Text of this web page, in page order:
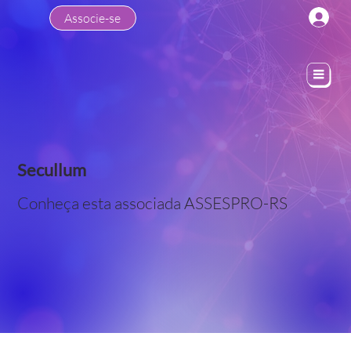
Associe-se
Secullum
Conheça esta associada ASSESPRO-RS